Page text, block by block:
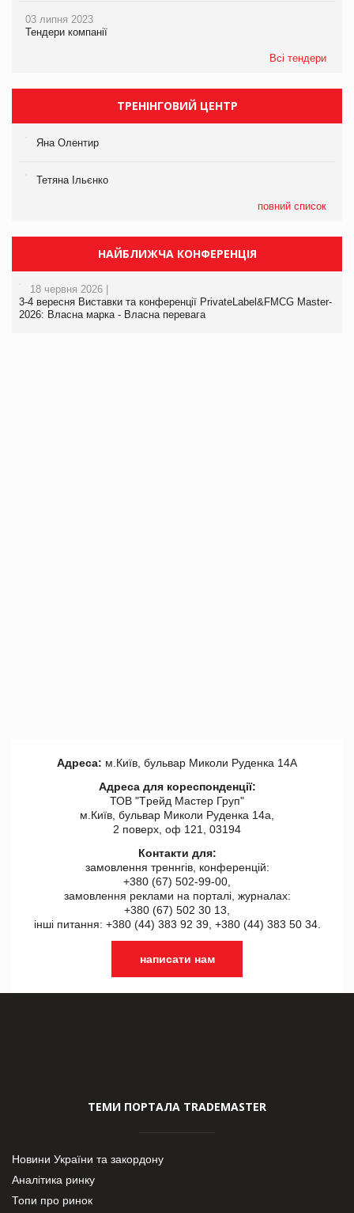
03 липня 2023
Тендери компанії
Всі тендери
ТРЕНІНГОВИЙ ЦЕНТР
Яна Олентир
Тетяна Ільєнко
повний список
НАЙБЛИЖЧА КОНФЕРЕНЦІЯ
18 червня 2026 |
3-4 вересня Виставки та конференції PrivateLabel&FMCG Master-
2026: Власна марка - Власна перевага
Адреса: м.Київ, бульвар Миколи Руденка 14А
Адреса для кореспонденції:
ТОВ "Tрейд Мастер Груп"
м.Київ, бульвар Миколи Руденка 14а,
2 поверх, оф 121, 03194
Контакти для:
замовлення треннгів, конференцій:
+380 (67) 502-99-00,
замовлення реклами на порталі, журналах:
+380 (67) 502 30 13,
інші питання: +380 (44) 383 92 39, +380 (44) 383 50 34.
написати нам
ТЕМИ ПОРТАЛА TRADEMASTER
Новини України та закордону
Аналітика ринку
Топи про ринок